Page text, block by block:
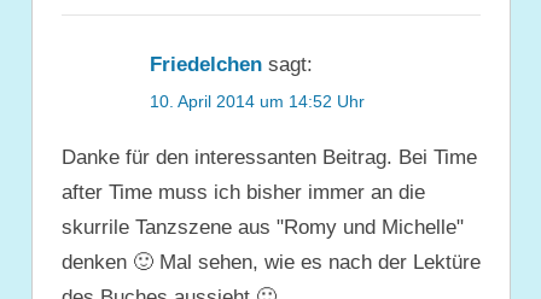
Friedelchen sagt:
10. April 2014 um 14:52 Uhr
Danke für den interessanten Beitrag. Bei Time
after Time muss ich bisher immer an die
skurrile Tanzszene aus "Romy und Michelle"
denken 🙂 Mal sehen, wie es nach der Lektüre